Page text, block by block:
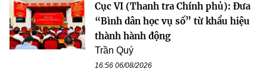
Cục VI (Thanh tra Chính phủ): Đưa
“Bình dân học vụ số” từ khẩu hiệu
thành hành động
Trần Quý
16:56 06/08/2026